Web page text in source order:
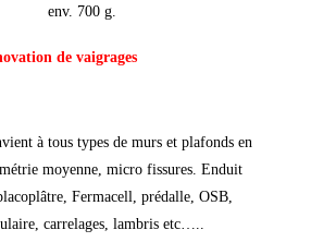
env. 700 g.
de vaigrages
à tous types de murs et plafonds en
moyenne, micro fissures. Enduit
Fermacell, prédalle, OSB,
carrelages, lambris etc…..